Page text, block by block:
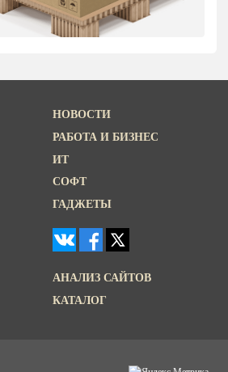
НОВОСТИ
РАБОТА И БИЗНЕС
ИТ
СОФТ
ГАДЖЕТЫ
АНАЛИЗ САЙТОВ
КАТАЛОГ